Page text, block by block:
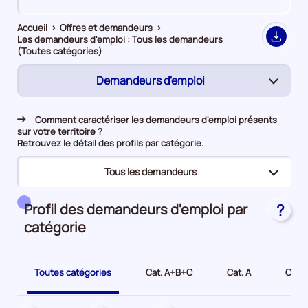
Accueil > Offres et demandeurs >
Les demandeurs d'emploi : Tous les demandeurs
(Toutes catégories)
Export
Demandeurs d'emploi
(page
Rapprochement
Offres d’emploi
Comment caractériser les demandeurs d'emploi présents
sur votre territoire ?
Retrouvez le détail des profils par catégorie.
Tous les demandeurs
(page
Tous les demandeurs (page
active)
Seniors
Profil des demandeurs d'emploi par
catégorie
?
Toutes catégories Cat. A+B+C Cat. A Cat.